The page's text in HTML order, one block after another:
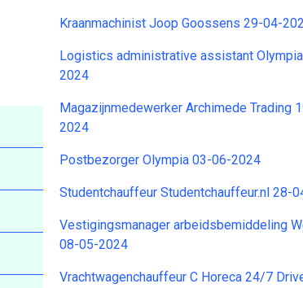
Kraanmachinist Joop Goossens 29-04-
Logistics administrative assistant
2024
Magazijnmedewerker Archimede Trading
2024
Postbezorger Olympia 03-06-2024
Studentchauffeur Studentchauffeur.nl 28-
Vestigingsmanager arbeidsbemiddeling
08-05-2024
Vrachtwagenchauffeur C Horeca 24/7